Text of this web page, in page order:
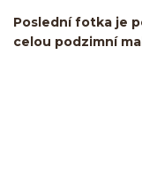
Poslední fotka je
celou podzimní